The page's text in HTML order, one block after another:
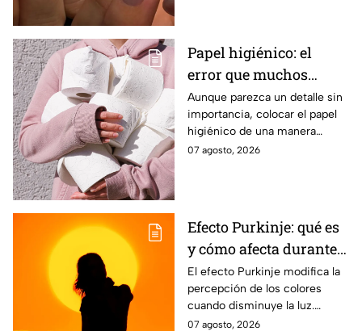
Papel higiénico: el
error que muchos
cometen al colocarlo
Aunque parezca un detalle sin
importancia, colocar el papel
higiénico de una manera
específica puede favorecer la
07 agosto, 2026
Efecto Purkinje: qué es
y cómo afecta durante
un eclipse
El efecto Purkinje modifica la
percepción de los colores
cuando disminuye la luz.
Conoce por qué el verde y el
07 agosto, 2026